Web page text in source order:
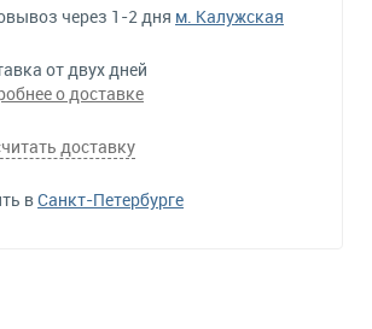
через 1-2 дня м. Калужская
от двух дней
о доставке
доставку
вСанкт-Петербурге